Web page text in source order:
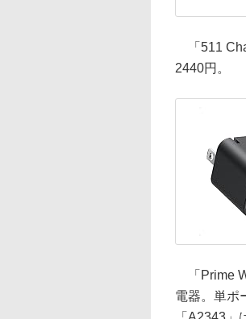
「511
2440円。
「Prime
電器。単ポ